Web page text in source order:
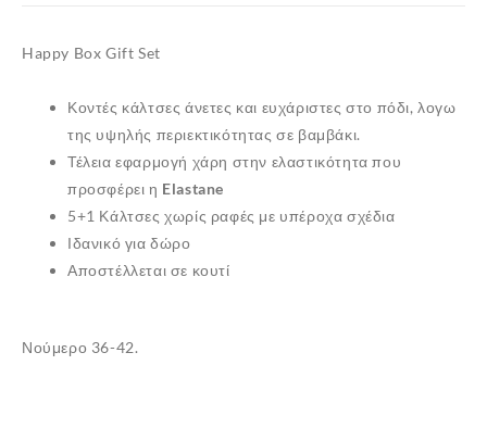
Happy Box Gift Set
Κοντές κάλτσες άνετες και ευχάριστες στο πόδι, λογω
της υψηλής περιεκτικότητας σε βαμβάκι.
Τέλεια εφαρμογή χάρη στην ελαστικότητα που
προσφέρει η Elastane
5+1 Κάλτσες χωρίς ραφές με υπέροχα σχέδια
Ιδανικό για δώρο
Αποστέλλεται σε κουτί
Νούμερο 36-42.